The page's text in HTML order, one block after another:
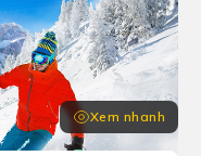
Xem nhanh